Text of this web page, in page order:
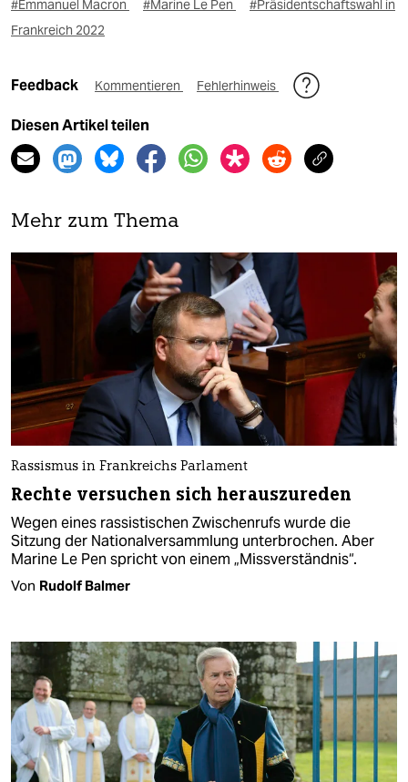
#Emmanuel Macron #Marine Le Pen
#Präsidentschaftswahl in
Frankreich 2022
Feedback Kommentieren Fehlerhinweis
Diesen Artikel teilen
Mehr zum Thema
Rassismus in Frankreichs Parlament
Rechte versuchen sich herauszureden
Wegen eines rassistischen Zwischenrufs wurde die
Sitzung der Nationalversammlung unterbrochen. Aber
Marine Le Pen spricht von einem „Missverständnis“.
Von Rudolf Balmer